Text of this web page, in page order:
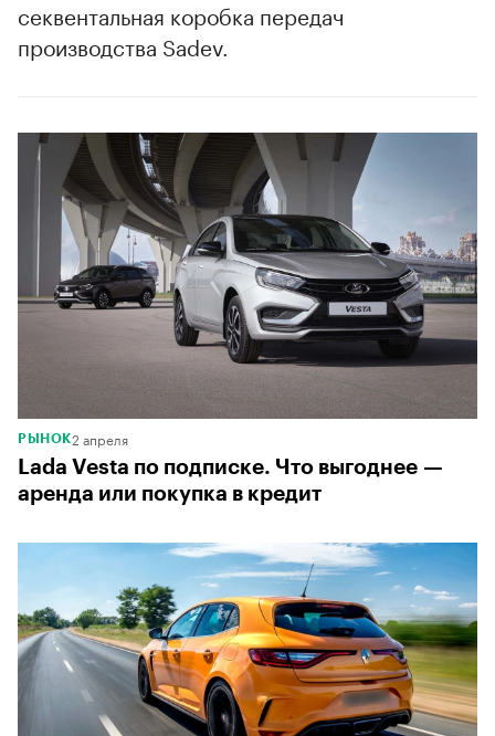
секвентальная коробка передач
производства Sadev.
РЫНОК2 апреля
Lada Vesta по подписке. Что выгоднее —
аренда или покупка в кредит